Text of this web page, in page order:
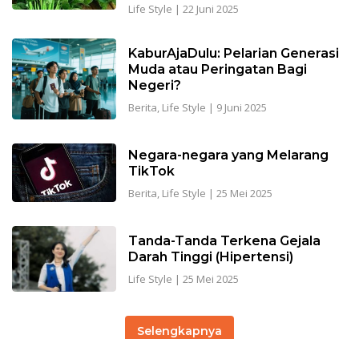
Life Style | 22 Juni 2025
KaburAjaDulu: Pelarian Generasi
Muda atau Peringatan Bagi
Negeri?
Berita Life Style | 9 Juni 2025
Negara-negara yang Melarang
TikTok
Berita Life Style | 25 Mei 2025
Tanda-Tanda Terkena Gejala
Darah Tinggi (Hipertensi)
Life Style | 25 Mei 2025
Selengkapnya